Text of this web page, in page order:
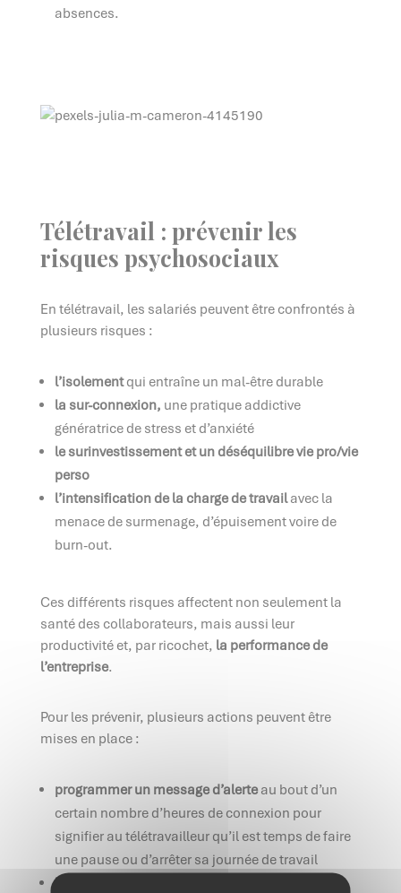
absences.
Télétravail : prévenir les
risques psychosociaux
En télétravail, les salariés peuvent être confrontés à
plusieurs risques :
l’isolementqui entraîne un mal-être durable
la sur-connexion, une pratique addictive
génératrice de stress et d’anxiété
le surinvestissement et un déséquilibre vie pro/vie
perso
l’intensification de la charge de travailavec la
menace de surmenage, d’épuisement voire de
burn-out.
Ces différents risques affectent non seulement la
santé des collaborateurs, mais aussi leur
productivité et, par ricochet, la performance de
l’entreprise.
Pour les prévenir, plusieurs actions peuvent être
mises en place :
programmer un message d’alerteau bout d’un
certain nombre d’heures de connexion pour
signifier au télétravailleur qu’il est temps de faire
une pause ou d’arrêter sa journée de travail
bloquer l’accès au serveur et à la messagerie